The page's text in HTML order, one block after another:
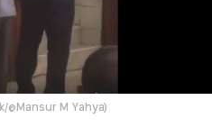
M Yahya)